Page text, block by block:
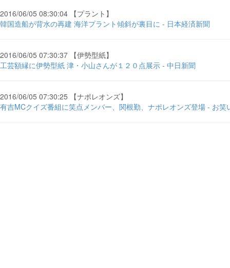
2016/06/05 08:30:04 【プラント】
韓国造船が背水の再建 海洋プラント傾斜が裏目に - 日本経済新聞
2016/06/05 07:30:37 【伊勢型紙】
工芸額縁に伊勢型紙 津・小山さんが１２０点展示 - 中日新聞
2016/06/05 07:30:25 【ナポレオンズ】
有吉MCクイズ番組に笑点メンバー、関根勤、ナポレオンズ登場 - お笑